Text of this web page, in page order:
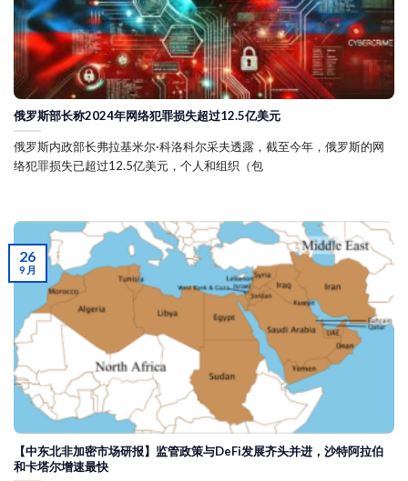
俄罗斯部长称2024年网络犯罪损失超过12.5亿美元
俄罗斯内政部长弗拉基米尔·科洛科尔采夫透露，截至今年，俄罗斯的网
络犯罪损失已超过12.5亿美元，个人和组织（包
【中东北非加密市场研报】监管政策与DeFi发展齐头并进，沙特阿拉伯
和卡塔尔增速最快
26
9 月